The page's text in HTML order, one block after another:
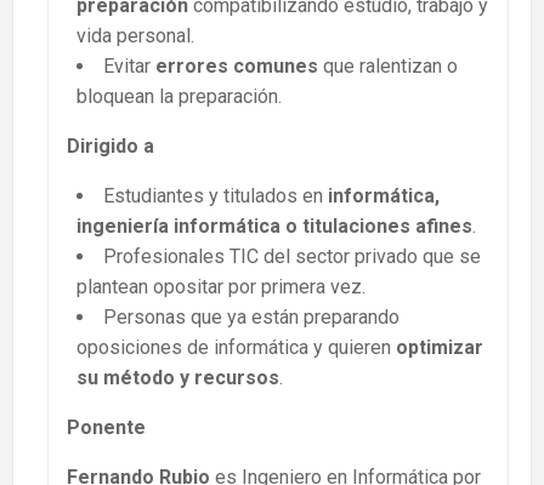
preparación compatibilizando estudio, trabajo y
vida personal.
Evitar errores comunes que ralentizan o
bloquean la preparación.
Dirigido a
Estudiantes y titulados en informática,
ingeniería informática o titulaciones afines
Profesionales TIC del sector privado que se
plantean opositar por primera vez.
Personas que ya están preparando
oposiciones de informática y quieren optimizar
su método y recursos
Ponente
Fernando Rubio es Ingeniero en Informática por